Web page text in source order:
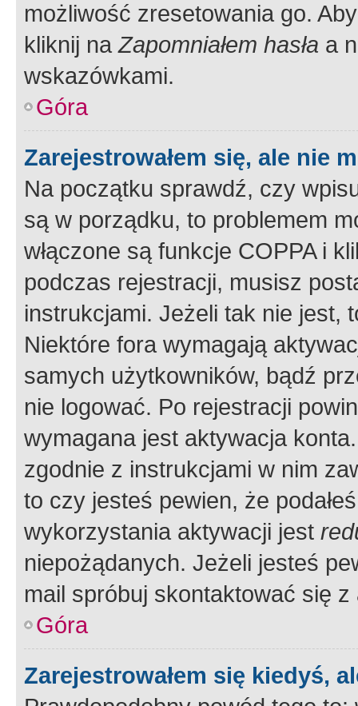
możliwość zresetowania go.
kliknij naZapomniałem hasła a
wskazówkami.
Góra
Zarejestrowałem się, ale nie
Na początku sprawdź, czy
są w porządku, to problemem
włączone są funkcje COPPA i
podczas rejestracji, musisz
instrukcjami. Jeżeli tak nie jest,
Niektóre fora wymagają
samych użytkowników, bądź
nie logować. Po rejestracji
wymagana jest aktywacja
zgodnie z instrukcjami w nim
to czy jesteś pewien, że
wykorzystania aktywacji jest
niepożądanych. Jeżeli jesteś
mail spróbuj skontaktować się
Góra
Zarejestrowałem się kiedyś,